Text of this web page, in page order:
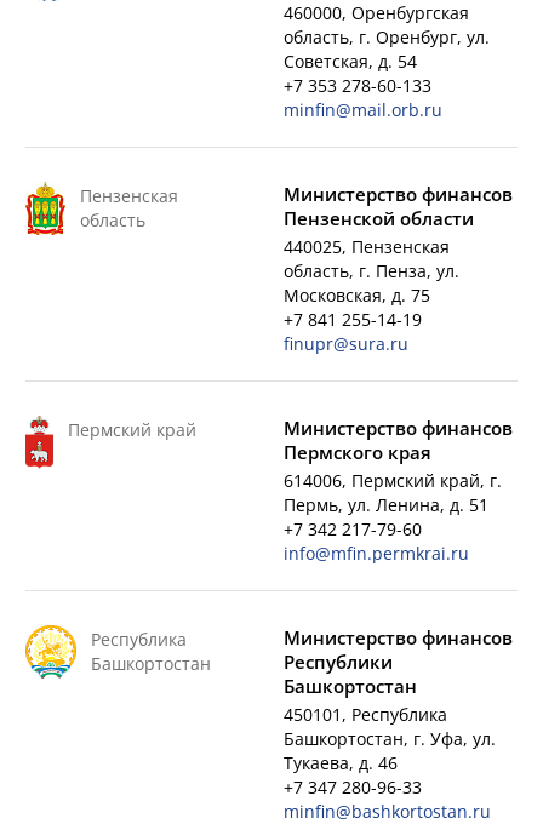
460000, Оренбургская
область, г. Оренбург, ул.
Советская, д. 54
+7 353 278-60-133
minfin@mail.orb.ru
Пензенская
область
Министерство финансов
Пензенской области
440025, Пензенская
область, г. Пенза, ул.
Московская, д. 75
+7 841 255-14-19
finupr@sura.ru
Пермский край
Министерство финансов
Пермского края
614006, Пермский край, г.
Пермь, ул. Ленина, д. 51
+7 342 217-79-60
info@mfin.permkrai.ru
Республика
Башкортостан
Министерство финансов
Республики
Башкортостан
450101, Республика
Башкортостан, г. Уфа, ул.
Тукаева, д. 46
+7 347 280-96-33
minfin@bashkortostan.ru